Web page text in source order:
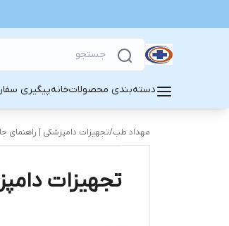
دسته‌بندی محصولاتخانهپیگیری
مهداد طب/تجهیزات دامپزشکی | راهنمای
تجهیزات